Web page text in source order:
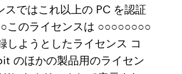
スではこれ以上の PC を認証
このライセンスは ○○○○○○○○
しようとしたライセンス コ
のほかの製品用のライセン